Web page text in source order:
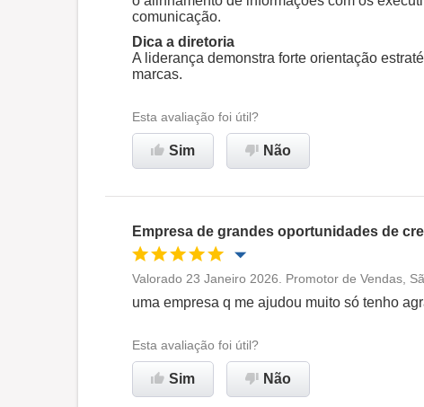
comunicação.
Dica a diretoria
A liderança demonstra forte orientação
marcas.
Esta avaliação foi útil?
Sim Não
Empresa de grandes oportunidades de
Oportunidade de promoção
Ambiente de trabalho
Recomenda esta empresa
Valorado 23 Janeiro 2026. Promotor de Vendas,
uma empresa q me ajudou muito só tenho
Esta avaliação foi útil?
Sim Não